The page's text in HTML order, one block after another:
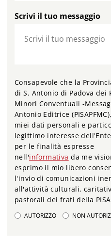
Scrivi il tuo messaggio
Consapevole che la
di S. Antonio di Padova dei
Minori Conventuali -
Antonio Editrice
miei dati personali e
legittimo interesse
per le finalità espresse
nell'informativa da me
esprimo il mio libero
l'invio di comunicazioni
all'attività culturali,
pastorali dei frati della
AUTORIZZO NON